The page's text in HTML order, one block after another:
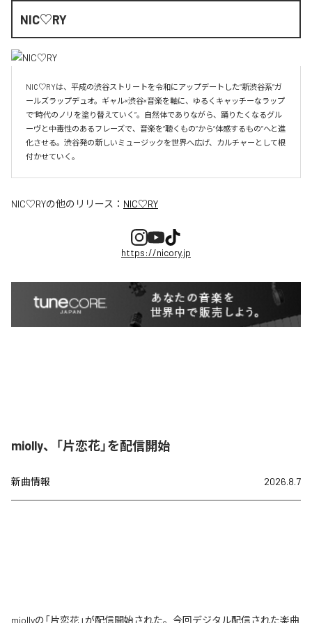
NIC♡RY
NIC♡RYは、平成の渋谷ストリートを令和にアップデートした“新渋谷系”ガ
ールズラップデュオ。ギャル×渋谷×音楽を軸に、ゆるくキャッチーなラップ
で“時代のノリを塗り替えていく”。自然体でありながら、踊りたくなるグル
ーヴと中毒性のあるフレーズで、音楽を“聴くもの”から“体感するもの”へと進
化させる。渋谷発の新しいミュージックを世界へ広げ、カルチャーとして根
付かせていく。
NIC♡RYの他のリリース： NIC♡RY
https://nicory.jp
miolly、「片恋花」を配信開始
新曲情報 2026.8.7
miollyの「片恋花」が配信開始された。今回デジタル配信された楽曲